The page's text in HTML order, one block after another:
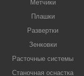
Метчики
Плашки
Развертки
Зенковки
Расточные системы
Станочная оснастка